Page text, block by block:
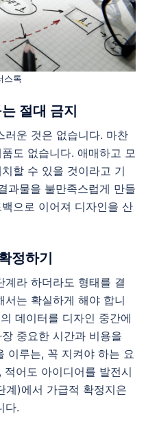
스톡
절대 금지
러운 것은 없습니다. 마찬
도 없습니다. 애매하고 모
할 수 있을 것이라고 기
과물을 불만족스럽게 만들
으로 이어져 디자인을 산
정하기
라 하더라도 형태를 결
는 확실하게 해야 합니
데이터를 디자인 중간에
중요한 시간과 비용을
이루는, 꼭 지켜야 하는 요
적어도 아이디어를 발전시
계)에서 가급적 확정지은
다.